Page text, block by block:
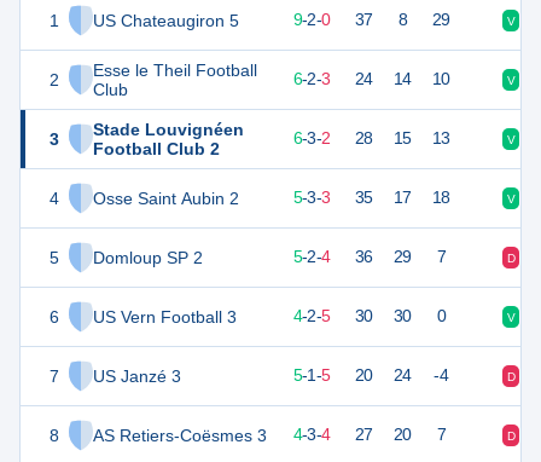
1 US Chateaugiron 5
2
Esse le Theil Football
Club
3
Stade Louvignéen
Football Club 2
4 Osse Saint Aubin 2
5 Domloup SP 2
6 US Vern Football 3
7 US Janzé 3
8 AS Retiers-Coësmes 3
29 9-2-0 37 8 29 V
22 11 6-2-3 24 14 10 V
21 6-3-2 28 15 13 V
17 5-3-3 35 17 18 V
5-2-4 36 29 7 D
16 4-2-5 30 30 0 V
5-1-5 20 24 -4 D
15 11 4-3-4 27 20 7 D